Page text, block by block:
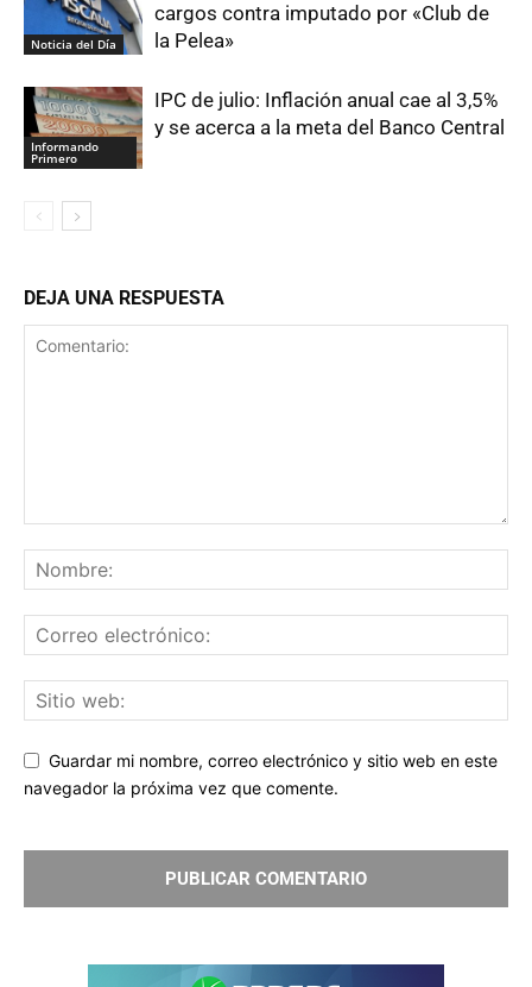
Noticia del Día
cargos contra imputado por «Club de
la Pelea»
Informando
Primero
IPC de julio: Inflación anual cae al 3,5%
y se acerca a la meta del Banco Central
DEJA UNA RESPUESTA
Guardar mi nombre, correo electrónico y sitio web en este
navegador la próxima vez que comente.